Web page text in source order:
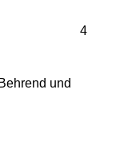
4
und